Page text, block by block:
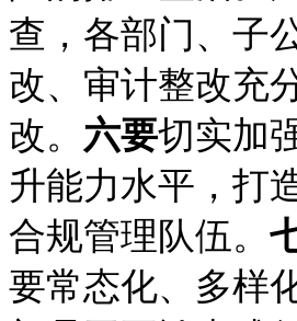
查，各部门、子
改、审计整改充
改。 六要切实加
升能力水平，打
合规管理队伍。
要常态化、多样